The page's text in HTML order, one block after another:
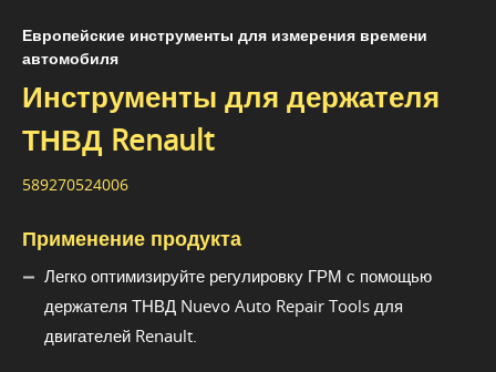
Европейские инструменты для измерения времени
автомобиля
Инструменты для держателя
ТНВД Renault
589270524006
Применение продукта
Легко оптимизируйте регулировку ГРМ с помощью
держателя ТНВД Nuevo Auto Repair Tools для
двигателей Renault.